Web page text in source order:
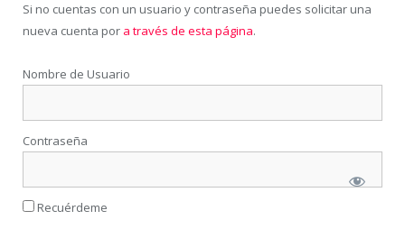
Si no cuentas con un usuario y contraseña puedes solicitar una
nueva cuenta por a través de esta página.
Nombre de Usuario
Contraseña
Recuérdeme